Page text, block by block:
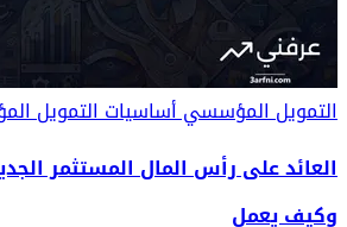
التمويل المؤسسيأساسيات التمويل
وكيف يعمل